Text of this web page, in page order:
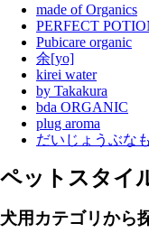
made of Organics
PERFECT
Pubicare organic
余[yo]
kirei water
by Takakura
bda ORGANIC
plug aroma
だいじょうぶな
ペットスタイ
犬用カテゴリから